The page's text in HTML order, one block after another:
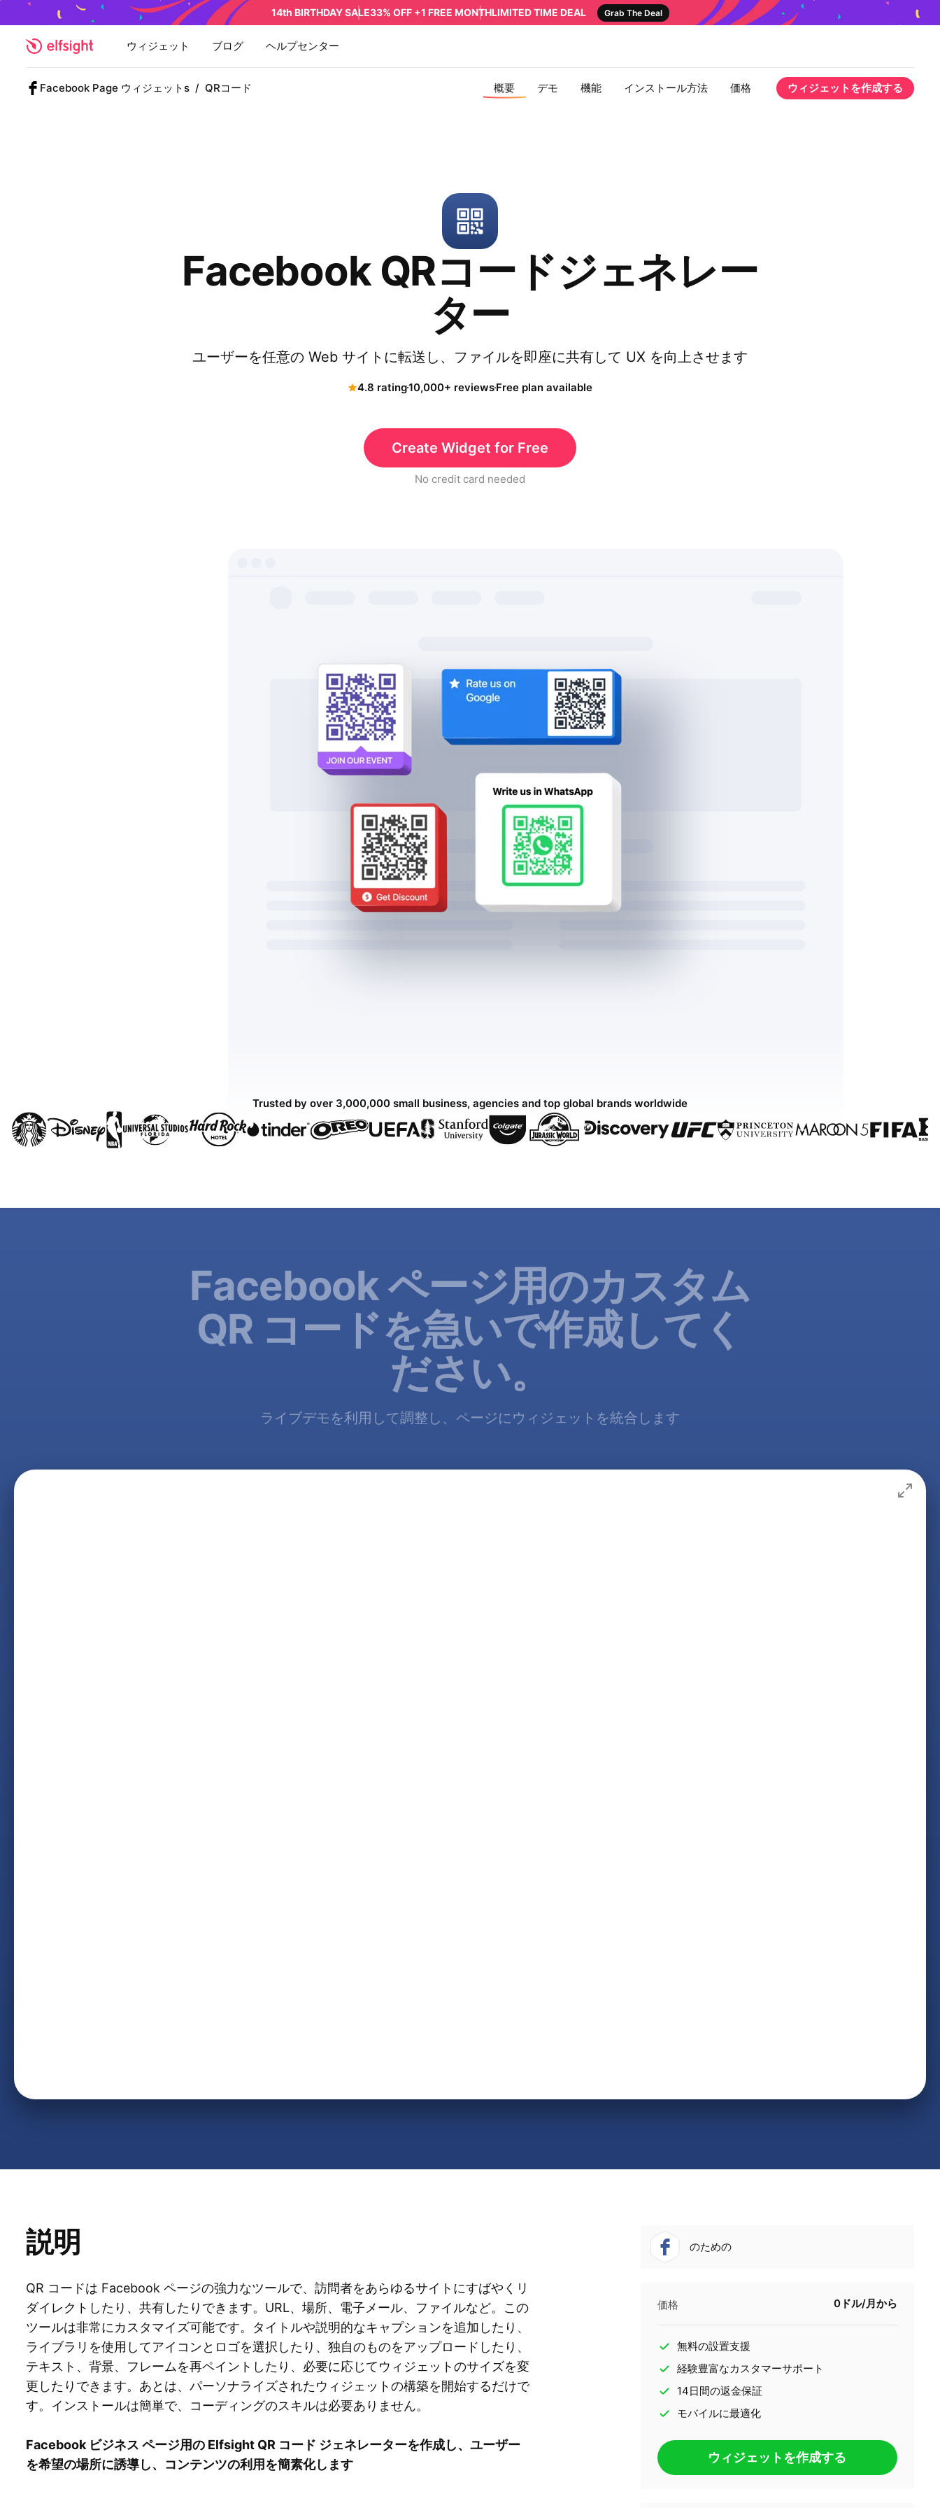
14th BIRTHDAY SALE33% OFF +1 FREE MONTHLIMITED TIME DEAL Grab The Deal
ウィジェット ブログ ヘルプセンター
Facebook Page ウィジェットs / QRコード 概要 デモ 機能 インストール方法 価格 ウィジェットを作成する
Facebook QRコードジェネレー
ター
ユーザーを任意の Web サイトに転送し、ファイルを即座に共有して UX を向上させます
4.8 rating10,000+ reviewsFree plan available
Create Widget for Free
No credit card needed
Trusted by over 3,000,000 small business, agencies and top global brands worldwide
Facebook ページ用のカスタム
QR コードを急いで作成してく
ださい。
ライブデモを利用して調整し、ページにウィジェットを統合します
説明
QR コードは Facebook ページの強力なツールで、訪問者をあらゆるサイトにすばやくリ
ダイレ​​クトしたり、共有したりできます。URL、場所、電子メール、ファイルなど。この
ツールは非常にカスタマイズ可能です。タイトルや説明的なキャプションを追加したり、
ライブラリを使用してアイコンとロゴを選択したり、独自のものをアップロードしたり、
テキスト、背景、フレームを再ペイントしたり、必要に応じてウィジェットのサイズを変
更したりできます。あとは、パーソナライズされたウィジェットの構築を開始するだけで
す。インストールは簡単で、コーディングのスキルは必要ありません。
Facebook ビジネス ページ用の Elfsight QR コード ジェネレーターを作成し、ユーザー
を希望の場所に誘導し、コンテンツの利用を簡素化します
のための
価格 0ドル/月から
無料の設置支援
経験豊富なカスタマーサポート
14日間の返金保証
モバイルに最適化
ウィジェットを作成する